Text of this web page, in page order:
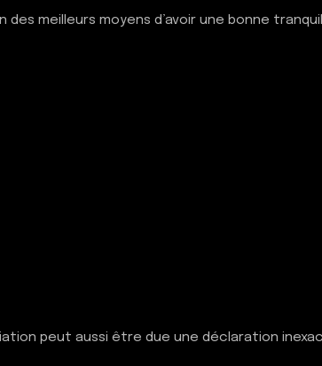
meilleurs moyens d’avoir une bonne
peut aussi être due une déclaration